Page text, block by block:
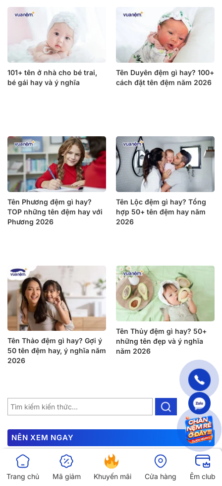
101+ tên ở nhà cho bé trai,
bé gái hay và ý nghĩa
Tên Duyên đệm gì hay? 100+
cách đặt tên đệm năm 2026
Tên Phương đệm gì hay?
TOP những tên đệm hay với
Phương 2026
Tên Lộc đệm gì hay? Tổng
hợp 50+ tên đệm hay năm
2026
Tên Thảo đệm gì hay? Gợi ý
50 tên đệm hay, ý nghĩa năm
2026
Tên Thủy đệm gì hay? 50+
những tên đẹp và ý nghĩa
năm 2026
NÊN XEM NGAY
Ngày tốt sinh con tháng 12 năm 2026 hợp tuổi bố mẹ
Trang chủ
Mã giảm Khuyến mãi Cửa hàng Êm club